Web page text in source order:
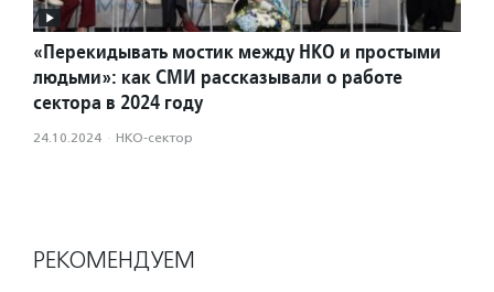
«Перекидывать мостик между НКО и простыми
людьми»: как СМИ рассказывали о работе
сектора в 2024 году
24.10.2024 · НКО-сектор
РЕКОМЕНДУЕМ